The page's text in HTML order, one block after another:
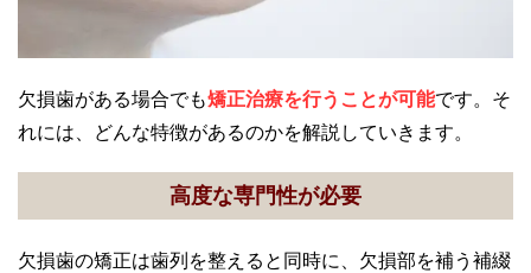
欠損歯がある場合でも矯正治療を行うことが可能です。そ
れには、どんな特徴があるのかを解説していきます。
高度な専門性が必要
欠損歯の矯正は歯列を整えると同時に、欠損部を補う補綴